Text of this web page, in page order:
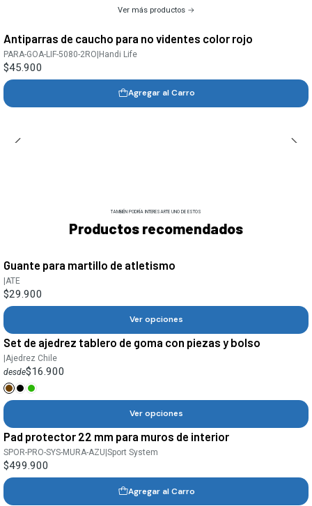
Ver más productos
Antiparras de caucho para no videntes color rojo
PARA-GOA-LIF-5080-2RO Handi Life
$45.900
Agregar al Carro
TAMBIÉN PODRÍA INTERESARTE UNO DE ESTOS
Productos recomendados
Guante para martillo de atletismo
|ATE
$29.900
Ver opciones
Set de ajedrez tablero de goma con piezas y bolso
|Ajedrez Chile
desde$16.900
Ver opciones
Pad protector 22 mm para muros de interior
SPOR-PRO-SYS-MURA-AZU |Sport System
$499.900
Agregar al Carro